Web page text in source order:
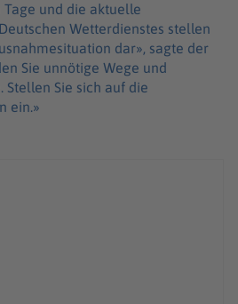
und die aktuelle
Wetterdienstes stellen
dar», sagte der
Sie unnötige Wege und
Stellen Sie sich auf die
ein.»